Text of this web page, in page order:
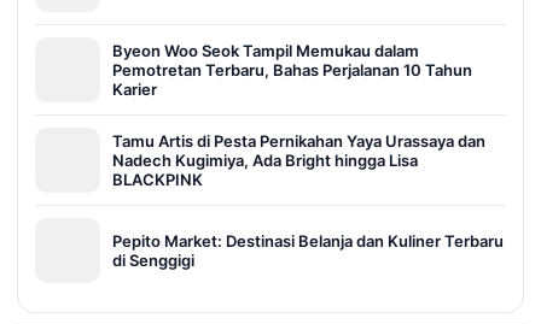
Byeon Woo Seok Tampil Memukau dalam
Pemotretan Terbaru, Bahas Perjalanan 10 Tahun
Karier
Tamu Artis di Pesta Pernikahan Yaya Urassaya dan
Nadech Kugimiya, Ada Bright hingga Lisa
BLACKPINK
Pepito Market: Destinasi Belanja dan Kuliner Terbaru
di Senggigi